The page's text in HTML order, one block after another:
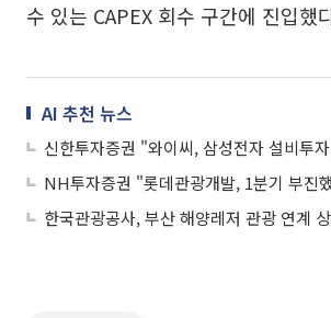
수 있는 CAPEX 회수 구간에 진입했
AI 추천 뉴스
한국관광공사, 부산 해양레저 관광 연계